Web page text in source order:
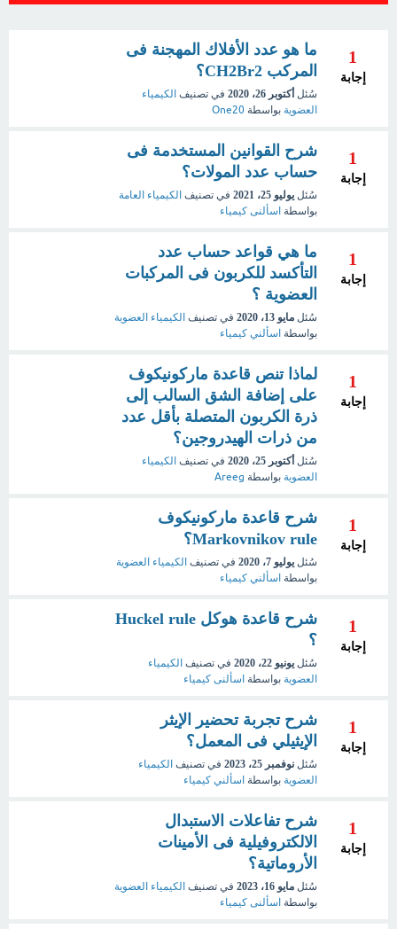
1
إجابة
ما هو عدد الأفلاك المهجنة فى
المركب CH2Br2؟
سُئل أكتوبر 26، 2020 في تصنيف الكيمياء
العضوية بواسطة One20
1
إجابة
شرح القوانين المستخدمة فى
حساب عدد المولات؟
سُئل يوليو 25، 2021 في تصنيف الكيمياء العامة
بواسطة اسألنى كيمياء
1
إجابة
ما هي قواعد حساب عدد
التأكسد للكربون فى المركبات
العضوية ؟
سُئل مايو 13، 2020 في تصنيف الكيمياء العضوية
بواسطة اسألني كيمياء
1
إجابة
لماذا تنص قاعدة ماركونيكوف
على إضافة الشق السالب إلى
ذرة الكربون المتصلة بأقل عدد
من ذرات الهيدروجين؟
سُئل أكتوبر 25، 2020 في تصنيف الكيمياء
العضوية بواسطة Areeg
1
إجابة
شرح قاعدة ماركونيكوف
Markovnikov rule؟
سُئل يوليو 7، 2020 في تصنيف الكيمياء العضوية
بواسطة اسألني كيمياء
1
إجابة
شرح قاعدة هوكل Huckel rule
؟
سُئل يونيو 22، 2020 في تصنيف الكيمياء
العضوية بواسطة اسألنى كيمياء
1
إجابة
شرح تجربة تحضير الإيثر
الإيثيلي فى المعمل؟
سُئل نوفمبر 25، 2023 في تصنيف الكيمياء
العضوية بواسطة اسألني كيمياء
1
إجابة
شرح تفاعلات الاستبدال
الالكتروفيلية فى الأمينات
الأروماتية؟
سُئل مايو 16، 2023 في تصنيف الكيمياء العضوية
بواسطة اسألنى كيمياء